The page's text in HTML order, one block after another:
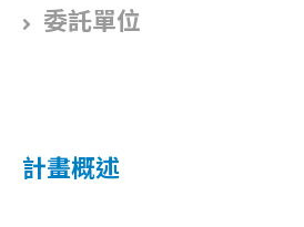
委託單位
計畫概述